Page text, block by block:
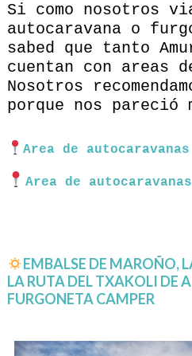
Si como nosotros
autocaravana o
sabed que tanto
cuentan con areas
Nosotros
porque nos pareció
Area de
Area de
EMBALSE DE MAROÑO,
LA RUTA DEL TXAKOLI DE
FURGONETA CAMPER